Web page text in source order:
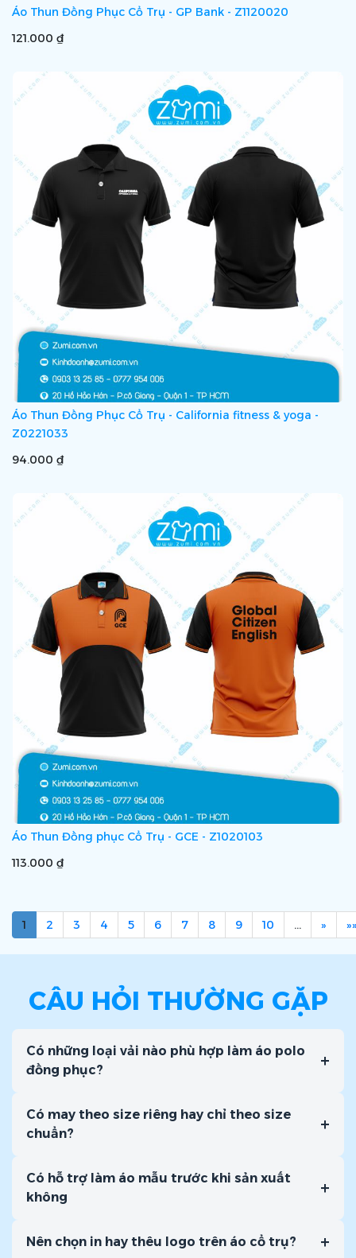
Áo Thun Đồng Phục Cổ Trụ - GP Bank - Z1120020
121.000 ₫
Áo Thun Đồng Phục Cổ Trụ - California fitness & yoga -
Z0221033
94.000 ₫
Áo Thun Đồng phục Cổ Trụ - GCE - Z1020103
113.000 ₫
1 2 3 4 5 6 7 8 9 10 … »
CÂU HỎI THƯỜNG GẶP
Có những loại vải nào phù hợp làm áo polo
đồng phục?
+
Có may theo size riêng hay chỉ theo size
chuẩn?
+
Có hỗ trợ làm áo mẫu trước khi sản xuất
không
+
Nên chọn in hay thêu logo trên áo cổ trụ? +